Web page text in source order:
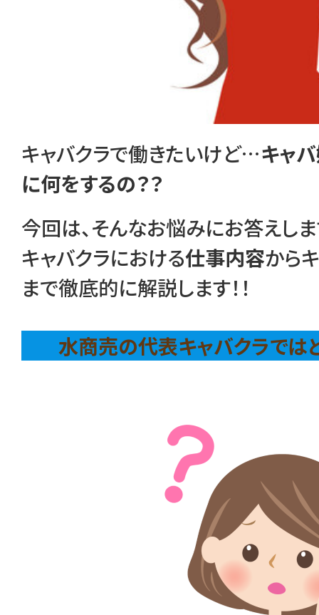
キャバクラで働きたいけど…キャ
に何をするの？？
今回は、そんなお悩みにお答えしま
キャバクラにおける仕事内容から
まで徹底的に解説します！！
水商売の代表キャバクラでは